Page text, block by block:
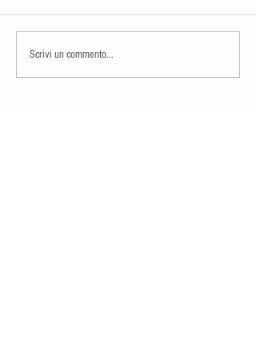
Scrivi un commento...